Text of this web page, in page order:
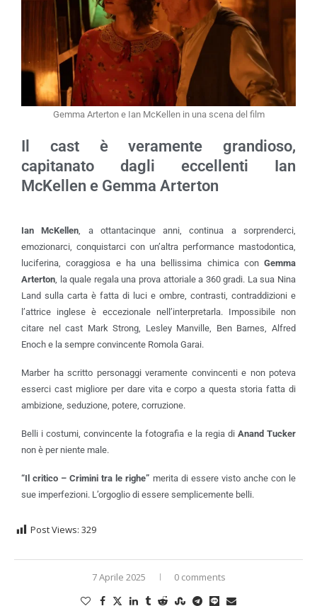
Gemma Arterton e Ian McKellen in una scena del film
Il cast è veramente grandioso,
capitanato dagli eccellenti Ian
McKellen e Gemma Arterton
Ian McKellen, a ottantacinque anni, continua a sorprenderci,
emozionarci, conquistarci con un’altra performance mastodontica,
luciferina, coraggiosa e ha una bellissima chimica con Gemma
Arterton, la quale regala una prova attoriale a 360 gradi. La sua Nina
Land sulla carta è fatta di luci e ombre, contrasti, contraddizioni e
l’attrice inglese è eccezionale nell’interpretarla. Impossibile non
citare nel cast Mark Strong, Lesley Manville, Ben Barnes, Alfred
Enoch e la sempre convincente Romola Garai.
Marber ha scritto personaggi veramente convincenti e non poteva
esserci cast migliore per dare vita e corpo a questa storia fatta di
ambizione, seduzione, potere, corruzione.
Belli i costumi, convincente la fotografia e la regia di Anand Tucker
non è per niente male.
“Il critico – Crimini tra le righe” merita di essere visto anche con le
sue imperfezioni. L’orgoglio di essere semplicemente belli.
Post Views: 329
7 Aprile 2025 0 comments